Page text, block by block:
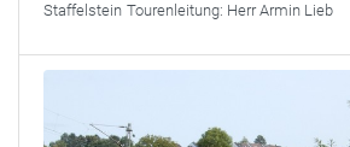
Staffelstein Tourenleitung: Herr Armin Lieb